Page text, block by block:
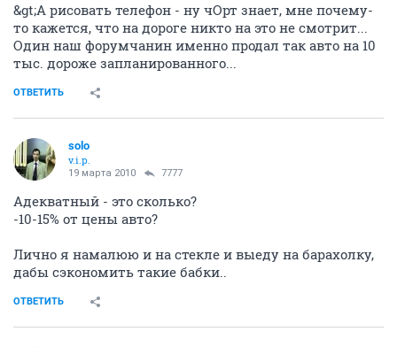
&gt;А рисовать телефон - ну чОрт знает, мне почему-
то кажется, что на дороге никто на это не смотрит...
Один наш форумчанин именно продал так авто на 10
тыс. дороже запланированного...
ОТВЕТИТЬ
solo
v.i.p.
19 марта 2010 7777
Адекватный - это сколько?
-10-15% от цены авто?
Лично я намалюю и на стекле и выеду на барахолку,
дабы сэкономить такие бабки..
ОТВЕТИТЬ